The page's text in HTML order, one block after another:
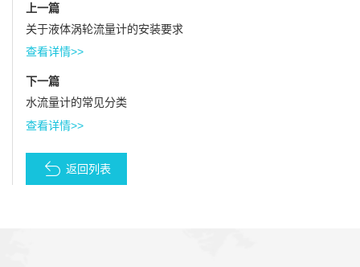
上一篇
关于液体涡轮流量计的安装要求
查看详情>>
下一篇
水流量计的常见分类
查看详情>>
返回列表